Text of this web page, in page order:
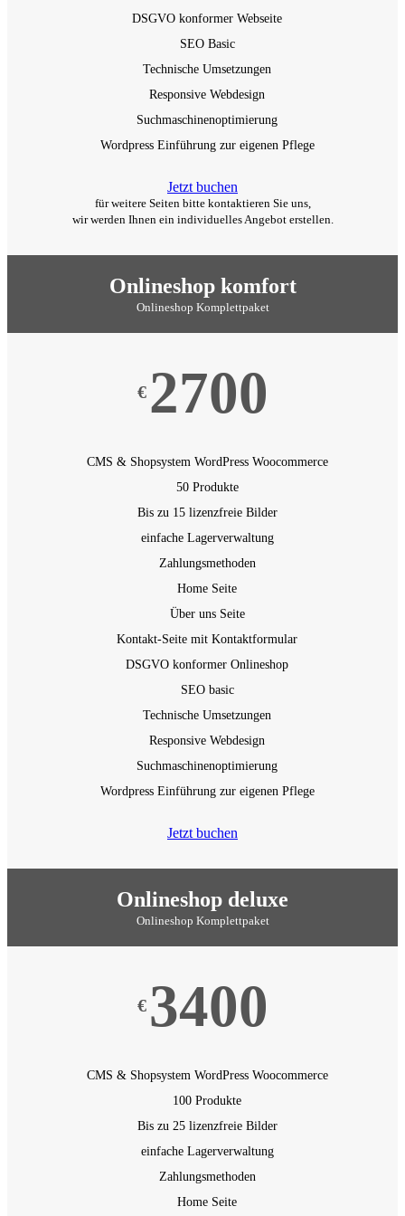
DSGVO konformer Webseite
SEO Basic
Technische Umsetzungen
Responsive Webdesign
Suchmaschinenoptimierung
Wordpress Einführung zur eigenen Pflege
Jetzt buchen
für weitere Seiten bitte kontaktieren Sie uns,
wir werden Ihnen ein individuelles Angebot erstellen.
Onlineshop komfort
Onlineshop Komplettpaket
€ 2700
CMS & Shopsystem WordPress Woocommerce
50 Produkte
Bis zu 15 lizenzfreie Bilder
einfache Lagerverwaltung
Zahlungsmethoden
Home Seite
Über uns Seite
Kontakt-Seite mit Kontaktformular
DSGVO konformer Onlineshop
SEO basic
Technische Umsetzungen
Responsive Webdesign
Suchmaschinenoptimierung
Wordpress Einführung zur eigenen Pflege
Jetzt buchen
Onlineshop deluxe
Onlineshop Komplettpaket
€ 3400
CMS & Shopsystem WordPress Woocommerce
100 Produkte
Bis zu 25 lizenzfreie Bilder
einfache Lagerverwaltung
Zahlungsmethoden
Home Seite